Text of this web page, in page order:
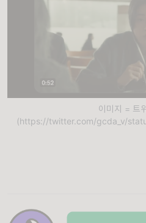
이미지 = 트
(https://twitter.com/gcda_v/